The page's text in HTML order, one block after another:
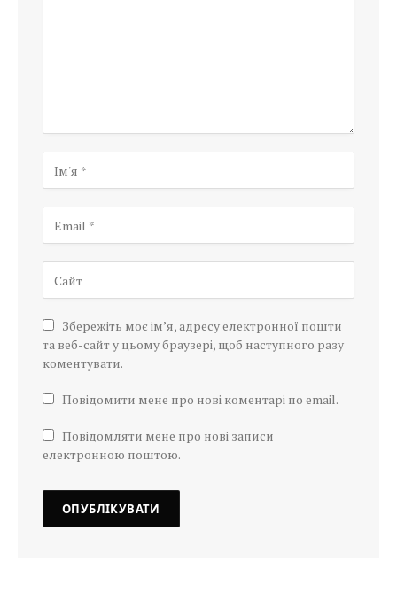
Збережіть моє ім’я, адресу електронної пошти
та веб-сайт у цьому браузері, щоб наступного разу
коментувати.
Повідомити мене про нові коментарі по email.
Повідомляти мене про нові записи
електронною поштою.